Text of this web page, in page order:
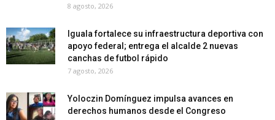
8 agosto, 2026
Iguala fortalece su infraestructura deportiva con
apoyo federal; entrega el alcalde 2 nuevas
canchas de futbol rápido
7 agosto, 2026
Yoloczin Domínguez impulsa avances en
derechos humanos desde el Congreso